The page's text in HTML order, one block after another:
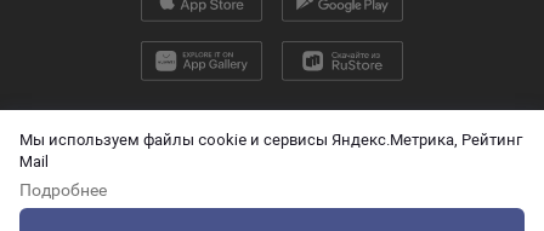
Мы используем файлы cookie и сервисы Яндекс.Метрика, Рейтинг
Mail
Подробнее
2026 © ООО «ПЭК»
О защите персональных данных